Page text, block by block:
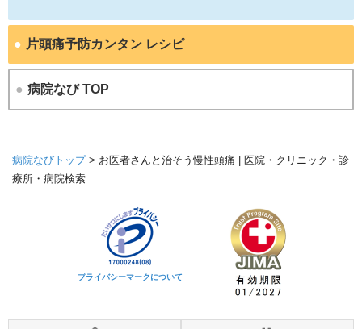
● 片頭痛予防カンタン レシピ
● 病院なび TOP
病院なびトップ> お医者さんと治そう慢性頭痛 | 医院・クリニック・診
療所・病院検索
プライバシーマークについて